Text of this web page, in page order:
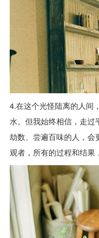
4.在这个光怪陆离的人间
水。但我始终相信，走过
劫数、尝遍百味的人，会
观者，所有的过程和结果